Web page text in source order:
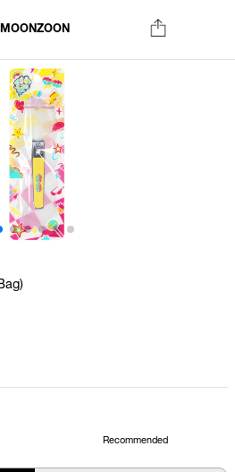
MOONZOON
Recommended